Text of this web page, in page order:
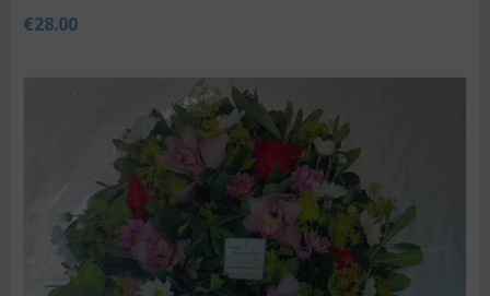
€28.00